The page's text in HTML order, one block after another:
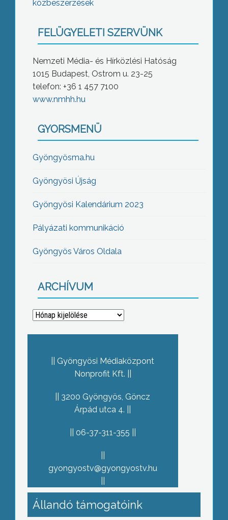
közbeszerzések
FELÜGYELETI SZERVÜNK
Nemzeti Média- és Hírközlési Hatóság
1015 Budapest, Ostrom u. 23-25
telefon: +36 1 457 7100
www.nmhh.hu
GYORSMENÜ
Gyöngyösma.hu
Gyöngyösi Újság
Gyöngyösi Kalendárium 2023
Pályázati kommunikáció
Gyöngyös Város Oldala
ARCHÍVUM
Archívum
Gyöngyösi Médiaközpont
Nonprofit Kft.
3200 Gyöngyös, Göncz
Árpád utca 4.
06-37-311-355
gyongyostv@gyongyostv.hu
Állandó támogatóink